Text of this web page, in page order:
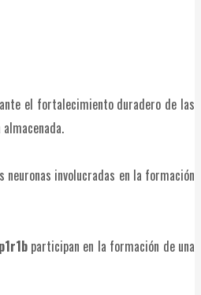
el fortalecimiento duradero de las
involucradas en la formación
participan en la formación de una